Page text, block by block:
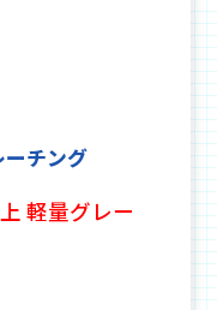
チング
軽量グレー